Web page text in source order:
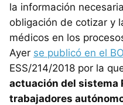
la información
obligación de cotizar y
médicos en los
Ayer se publicó en el
ESS/214/2018 por la
actuación del sistema
trabajadores